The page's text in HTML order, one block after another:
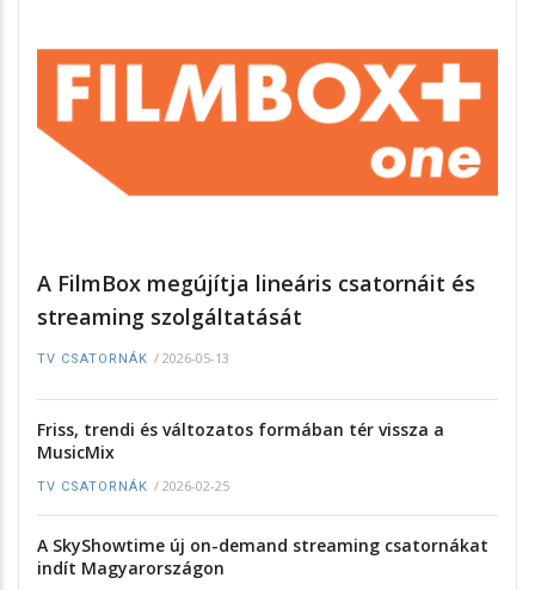
A FilmBox megújítja lineáris csatornáit és
streaming szolgáltatását
TV CSATORNÁK / 2026-05-13
Friss, trendi és változatos formában tér vissza a
MusicMix
TV CSATORNÁK / 2026-02-25
A SkyShowtime új on-demand streaming csatornákat
indít Magyarországon